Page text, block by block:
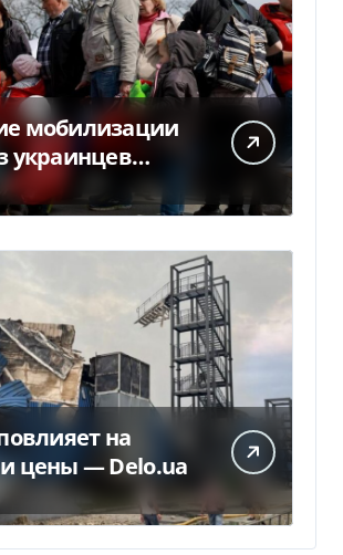
мобилизации
украинцев
право на
защиту в ЕС
на
цены — Delo.ua